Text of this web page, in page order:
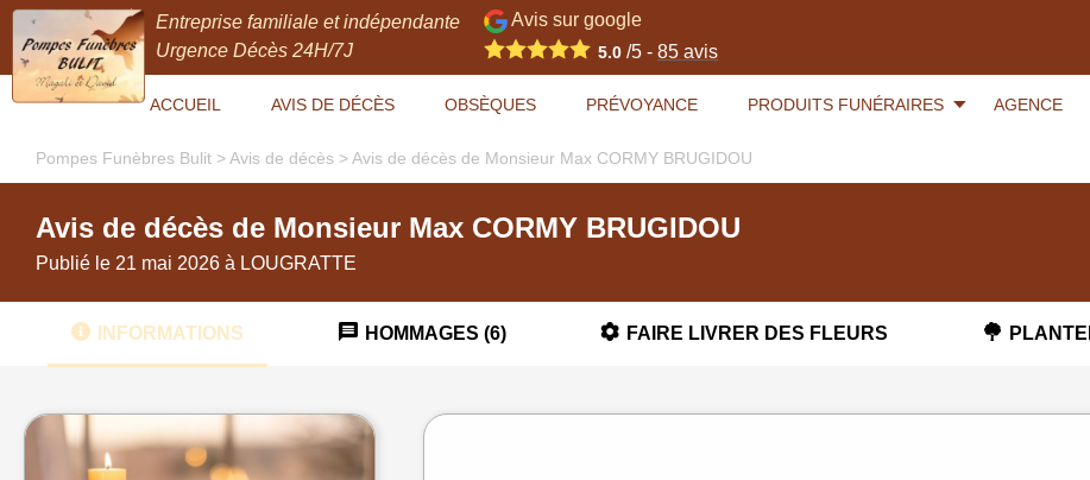
Entreprise familiale et indépendante
Urgence Décès 24H/7J
Avis sur google
5.0 /5 - 85 avis
ACCUEIL AVIS DE DÉCÈS OBSÈQUES PRÉVOYANCE PRODUITS FUNÉRAIRES AGENCE
Pompes Funèbres Bulit >Avis de décès >Avis de décès de Monsieur Max CORMY BRUGIDOU
Avis de décès de Monsieur Max CORMY BRUGIDOU
Publié le 21 mai 2026 à LOUGRATTE
INFORMATIONS HOMMAGES (6) FAIRE LIVRER DES FLEURS